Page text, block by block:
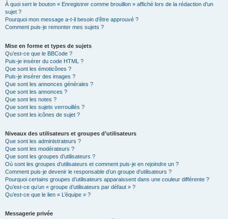
À quoi sert le bouton « Enregistrer comme brouillon » affiché lors de la rédaction d’un
sujet ?
Pourquoi mon message a-t-il besoin d’être approuvé ?
Comment puis-je remonter mes sujets ?
Mise en forme et types de sujets
Qu’est-ce que le BBCode ?
Puis-je insérer du code HTML ?
Que sont les émoticônes ?
Puis-je insérer des images ?
Que sont les annonces générales ?
Que sont les annonces ?
Que sont les notes ?
Que sont les sujets verrouillés ?
Que sont les icônes de sujet ?
Niveaux des utilisateurs et groupes d’utilisateurs
Que sont les administrateurs ?
Que sont les modérateurs ?
Que sont les groupes d’utilisateurs ?
Où sont les groupes d’utilisateurs et comment puis-je en rejoindre un ?
Comment puis-je devenir le responsable d’un groupe d’utilisateurs ?
Pourquoi certains groupes d’utilisateurs apparaissent dans une couleur différente ?
Qu’est-ce qu’un « groupe d’utilisateurs par défaut » ?
Qu’est-ce que le lien « L’équipe » ?
Messagerie privée